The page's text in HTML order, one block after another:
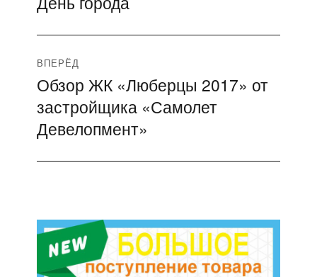
записям
ВПЕРЁД
Следующая
запись:
Обзор ЖК «Люберцы 2017» от
застройщика «Самолет
Девелопмент»